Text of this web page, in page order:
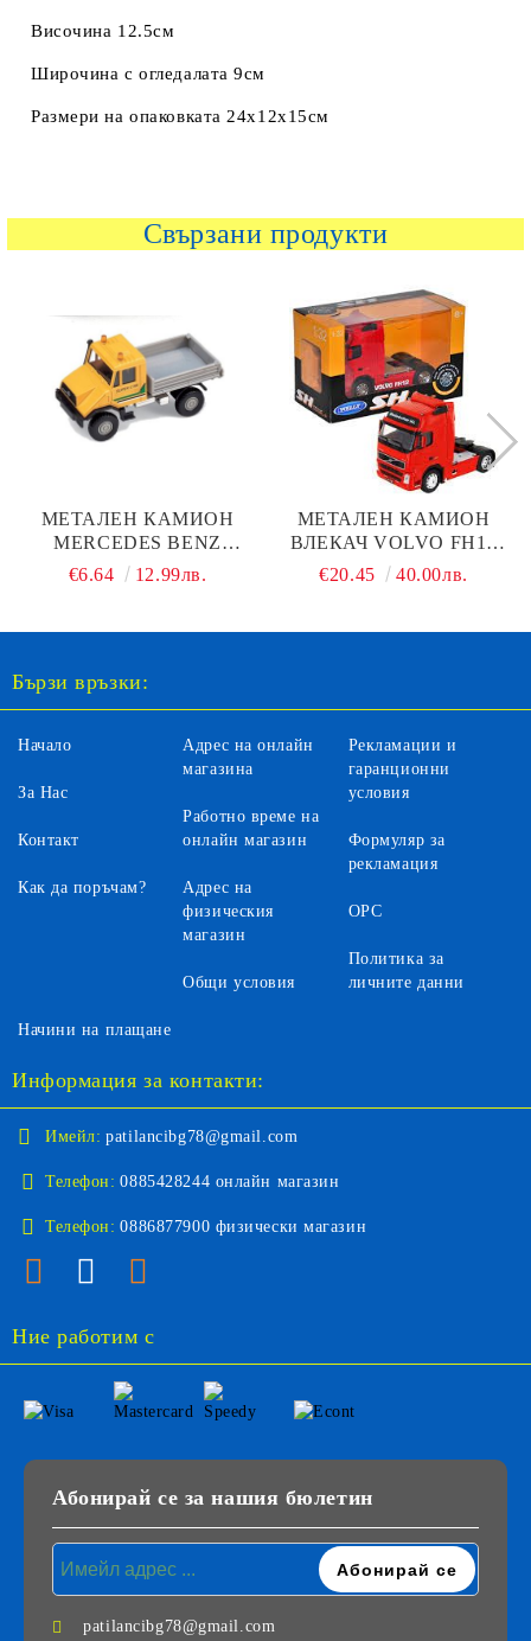
Височина 12.5см
Широчина с огледалата 9см
Размери на опаковката 24x12x15см
Свързани продукти
МЕТАЛЕН КАМИОН
MERCEDES BENZ
WELLY URBAN 1:34-39
€6.64 12.99лв.
МЕТАЛЕН КАМИОН
ВЛЕКАЧ VOLVO FH12
WELLY 1/32
€20.45 40.00лв.
Бързи връзки:
Начало
За Нас
Контакт
Как да поръчам?
Адрес на онлайн
магазина
Работно време на
онлайн магазин
Адрес на
физическия
магазин
Общи условия
Рекламации и
гаранционни
условия
Формуляр за
рекламация
ОРС
Политика за
личните данни
Начини на плащане
Информация за контакти:
Имейл: patilancibg78@gmail.com
Телефон: 0885428244 онлайн магазин
Телефон: 0886877900 физически магазин
Ние работим с
Абонирай се за нашия бюлетин
patilancibg78@gmail.com